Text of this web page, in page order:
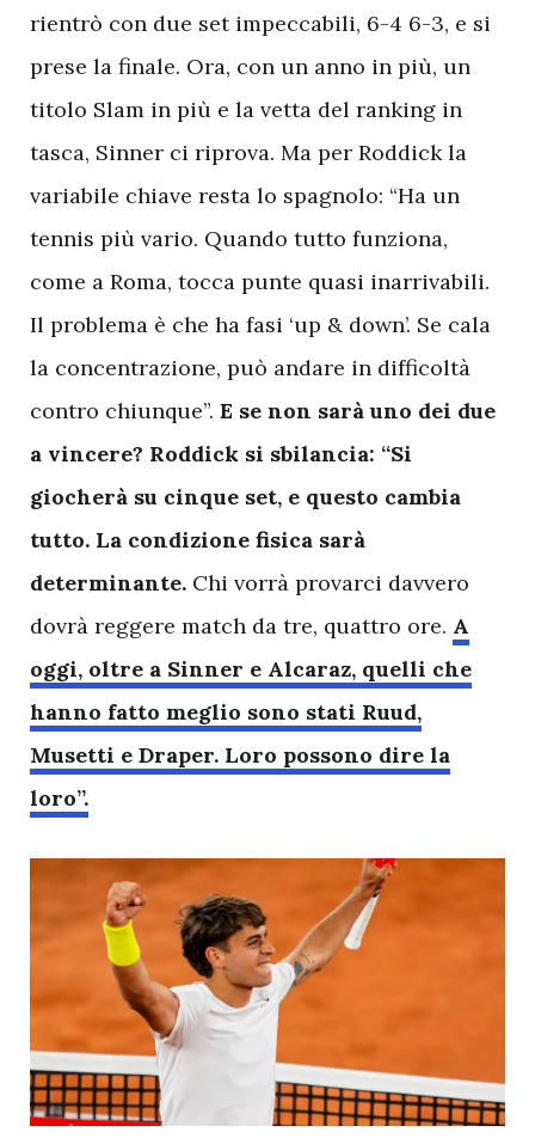
rientrò con due set impeccabili, 6-4 6-3, e si
prese la finale. Ora, con un anno in più, un
titolo Slam in più e la vetta del ranking in
tasca, Sinner ci riprova. Ma per Roddick la
variabile chiave resta lo spagnolo: “Ha un
tennis più vario. Quando tutto funziona,
come a Roma, tocca punte quasi inarrivabili.
Il problema è che ha fasi ‘up & down’. Se cala
la concentrazione, può andare in difficoltà
contro chiunque”. E se non sarà uno dei due
a vincere? Roddick si sbilancia: “Si
giocherà su cinque set, e questo cambia
tutto. La condizione fisica sarà
determinante. Chi vorrà provarci davvero
dovrà reggere match da tre, quattro ore. A
oggi, oltre a Sinner e Alcaraz, quelli che
hanno fatto meglio sono stati Ruud,
Musetti e Draper. Loro possono dire la
loro”.